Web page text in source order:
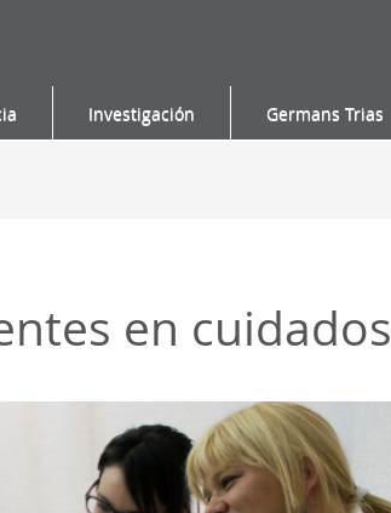
Investigación Germans Trias
en cuidados